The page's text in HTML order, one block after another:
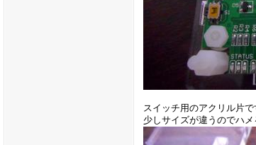
スイッチ用のアクリル片で
少しサイズが違うのでハ